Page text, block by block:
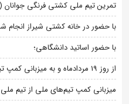
تمرین تیم ملی کشتی فرنگی
با حضور در خانه کشتی شیراز انجام
با حضور اساتید دانشگاهی؛
از روز 19 مردادماه و به میزبانی کمپ تیم های ملی؛
میزبانی کمپ تیم‌های ملی از تیم